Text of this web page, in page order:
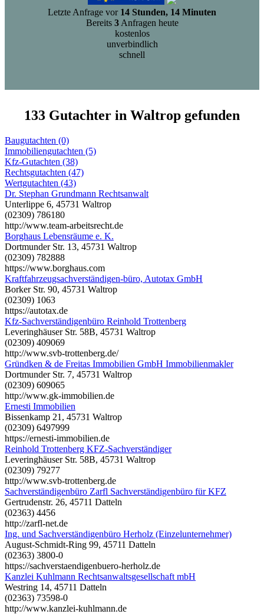
Letzte Anfrage vor 14 Stunden, 14 Minuten
Bereits 3Anfragen heute
kostenlos
unverbindlich
schnell
133 Gutachter in Waltrop gefunden
Baugutachten (0)
Immobiliengutachten (5)
Kfz-Gutachten (38)
Rechtsgutachten (47)
Wertgutachten (43)
Dr. Stephan Grundmann Rechtsanwalt
Unterlippe 6, 45731 Waltrop
(02309) 786180
http://www.team-arbeitsrecht.de
Borghaus Lebensräume e. K.
Dortmunder Str. 13, 45731 Waltrop
(02309) 782888
https://www.borghaus.com
Kraftfahrzeugsachverständigen-büro, Autotax GmbH
Borker Str. 90, 45731 Waltrop
(02309) 1063
https://autotax.de
Kfz-Sachverständigenbüro Reinhold Trottenberg
Leveringhäuser Str. 58B, 45731 Waltrop
(02309) 409069
http://www.svb-trottenberg.de/
Gründken & de Freitas Immobilien GmbH Immobilienmakler
Dortmunder Str. 7, 45731 Waltrop
(02309) 609065
http://www.gk-immobilien.de
Ernesti Immobilien
Bissenkamp 21, 45731 Waltrop
(02309) 6497999
https://ernesti-immobilien.de
Reinhold Trottenberg KFZ-Sachverständiger
Leveringhäuser Str. 58B, 45731 Waltrop
(02309) 79277
http://www.svb-trottenberg.de
Sachverständigenbüro Zarfl Sachverständigenbüro für KFZ
Gertrudenstr. 26, 45711 Datteln
(02363) 4456
http://zarfl-net.de
Ing. und Sachverständigenbüro Herholz (Einzelunternehmer)
August-Schmidt-Ring 99, 45711 Datteln
(02363) 3800-0
https://sachverstaendigenbuero-herholz.de
Kanzlei Kuhlmann Rechtsanwaltsgesellschaft mbH
Westring 14, 45711 Datteln
(02363) 73598-0
http://www.kanzlei-kuhlmann.de